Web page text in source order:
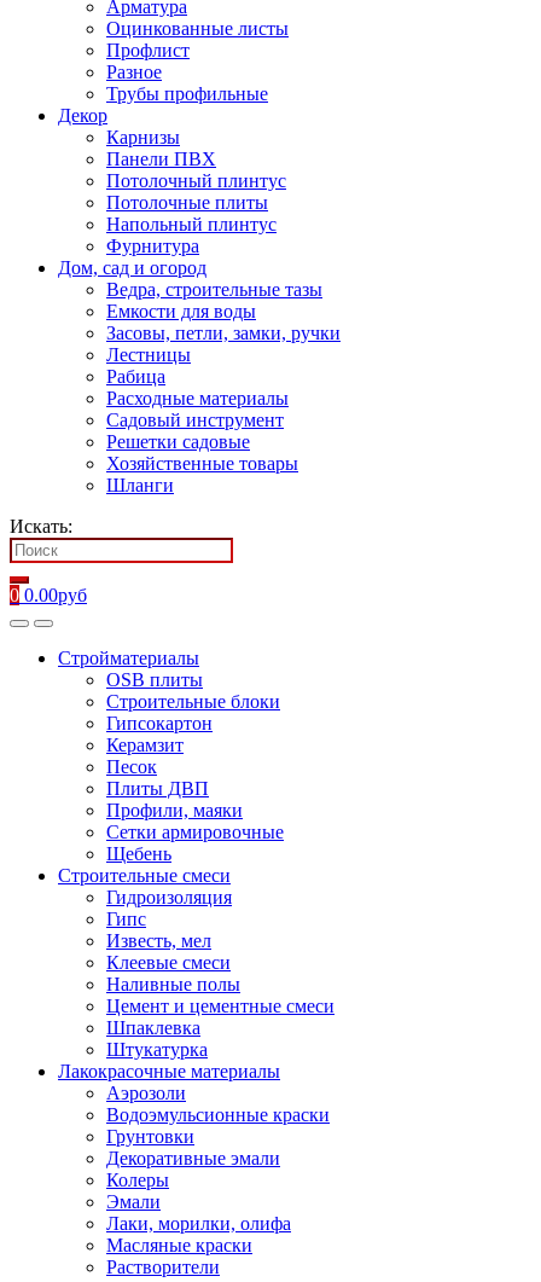
Арматура
Оцинкованные листы
Профлист
Разное
Трубы профильные
Декор
Карнизы
Панели ПВХ
Потолочный плинтус
Потолочные плиты
Напольный плинтус
Фурнитура
Дом, сад и огород
Ведра, строительные тазы
Емкости для воды
Засовы, петли, замки, ручки
Лестницы
Рабица
Расходные материалы
Садовый инструмент
Решетки садовые
Хозяйственные товары
Шланги
Искать:
0 0.00руб
Стройматериалы
OSB плиты
Строительные блоки
Гипсокартон
Керамзит
Песок
Плиты ДВП
Профили, маяки
Сетки армировочные
Щебень
Строительные смеси
Гидроизоляция
Гипс
Известь, мел
Клеевые смеси
Наливные полы
Цемент и цементные смеси
Шпаклевка
Штукатурка
Лакокрасочные материалы
Аэрозоли
Водоэмульсионные краски
Грунтовки
Декоративные эмали
Колеры
Эмали
Лаки, морилки, олифа
Масляные краски
Растворители